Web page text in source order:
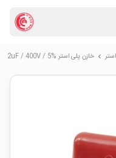
chevron_right خازن پلی استر 2.2uF / 400V / 5%